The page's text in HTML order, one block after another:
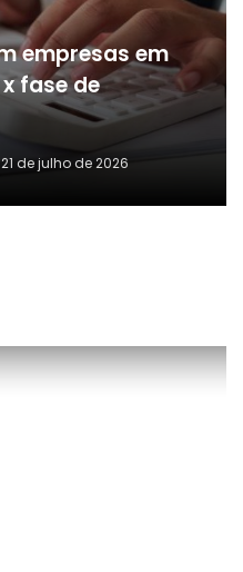
empresas em
fase de
21 de julho de 2026